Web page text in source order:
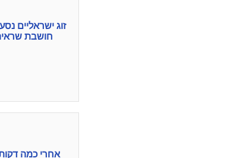
זוג ישראליים
חושבת
אחרי כמה